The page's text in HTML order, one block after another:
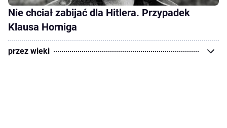
Nie chciał zabijać dla Hitlera. Przypadek
Klausa Horniga
przez wieki